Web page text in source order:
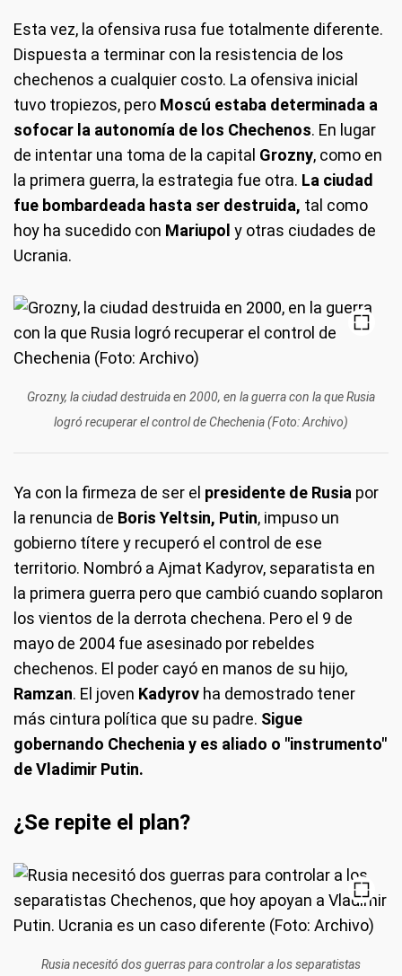
Esta vez, la ofensiva rusa fue totalmente diferente.
Dispuesta a terminar con la resistencia de los
chechenos a cualquier costo. La ofensiva inicial
tuvo tropiezos, pero Moscú estaba determinada a
sofocar la autonomía de los Chechenos. En lugar
de intentar una toma de la capital Grozny, como en
la primera guerra, la estrategia fue otra. La ciudad
fue bombardeada hasta ser destruida, tal como
hoy ha sucedido con Mariupol y otras ciudades de
Ucrania.
Grozny, la ciudad destruida en 2000, en la guerra con la que Rusia
logró recuperar el control de Chechenia (Foto: Archivo)
Ya con la firmeza de ser el presidente de Rusia por
la renuncia de Boris Yeltsin, Putin, impuso un
gobierno títere y recuperó el control de ese
territorio. Nombró a Ajmat Kadyrov, separatista en
la primera guerra pero que cambió cuando soplaron
los vientos de la derrota chechena. Pero el 9 de
mayo de 2004 fue asesinado por rebeldes
chechenos. El poder cayó en manos de su hijo,
Ramzan. El joven Kadyrov ha demostrado tener
más cintura política que su padre. Sigue
gobernando Chechenia y es aliado o "instrumento"
de Vladimir Putin.
¿Se repite el plan?
Rusia necesitó dos guerras para controlar a los separatistas